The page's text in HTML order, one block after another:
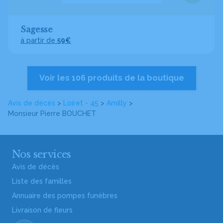
Avis de décès > Loiret - 45 > Amilly >
Monsieur Pierre BOUCHET
Sagesse
à partir de 59€
Voir les 106 produits de la boutique
Nos services
Avis de décès
Liste des familles
Annuaire des pompes funèbres
Livraison de fleurs